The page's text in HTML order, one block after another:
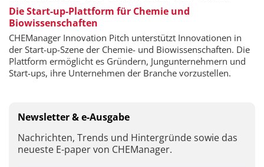
Die Start-up-Plattform für Chemie und
Biowissenschaften
CHEManager Innovation Pitch unterstützt Innovationen in
der Start-up-Szene der Chemie- und Biowissenschaften. Die
Plattform ermöglicht es Gründern, Jungunternehmern und
Start-ups, ihre Unternehmen der Branche vorzustellen.
Newsletter & e-Ausgabe
Nachrichten, Trends und Hintergründe sowie das
neueste E-paper von CHEManager.